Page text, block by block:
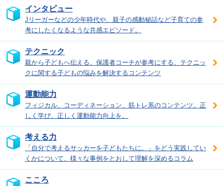
インタビュー
Jリーガーなどの少年時代や、親子の感動秘話など子育ての参
考にしたくなるような共感エピソード。
テクニック
親から子どもへ伝える、保護者コーチが参考にする、テクニッ
クに関する子どもの悩みを解決するコンテンツ
運動能力
フィジカル、コーディネーション、筋トレ系のコンテンツ。正
しく学び、正しく運動能力向上を。
考える力
「自分で考えるサッカーを子どもたちに。」をどう実践してい
くかについて、様々な事例をとおして理解を深めるコラム
こころ